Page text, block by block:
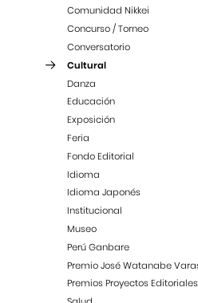
Comunidad Nikkei
Concurso / Torneo
Conversatorio
Cultural
Danza
Educación
Exposición
Feria
Fondo Editorial
Idioma
Idioma Japonés
Institucional
Museo
Perú Ganbare
Premio José Watanabe
Premios Proyectos Editoriales